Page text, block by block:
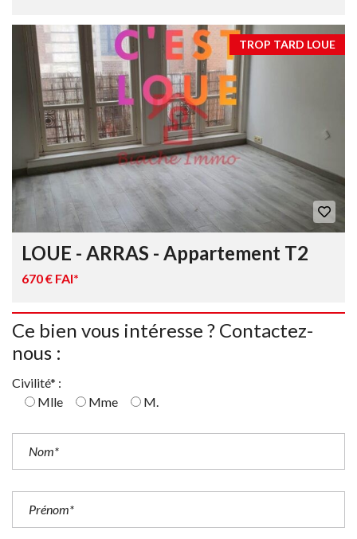
TROP TARD LOUE
LOUE - ARRAS - Appartement T2
670 € FAI*
Ce bien vous intéresse ? Contactez-
nous :
Civilité* :
Mlle
Mme M.